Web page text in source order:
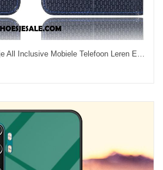
Xiaomi Mi Note 10 Hoesje All Inclusive Mobiele Telefoon Leren Etui Folio Anti-fall Kopen